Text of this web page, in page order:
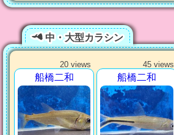
中・大型カラシン
20 views
船橋二和
45 views
船橋二和